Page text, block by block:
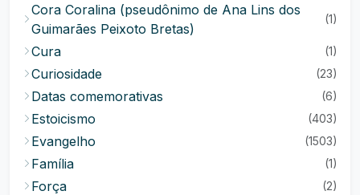
Cora Coralina (pseudônimo de Ana Lins dos
Guimarães Peixoto Bretas)
(1)
Cura (1)
Curiosidade (23)
Datas comemorativas (6)
Estoicismo (403)
Evangelho (1503)
Família (1)
Força (2)